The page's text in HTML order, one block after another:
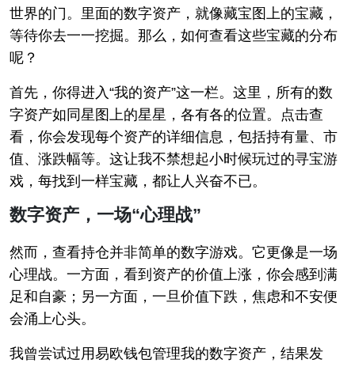
世界的门。里面的数字资产，就像藏宝图上的宝藏，
等待你去一一挖掘。那么，如何查看这些宝藏的分布
呢？
首先，你得进入“我的资产”这一栏。这里，所有的数
字资产如同星图上的星星，各有各的位置。点击查
看，你会发现每个资产的详细信息，包括持有量、市
值、涨跌幅等。这让我不禁想起小时候玩过的寻宝游
戏，每找到一样宝藏，都让人兴奋不已。
数字资产，一场“心理战”
然而，查看持仓并非简单的数字游戏。它更像是一场
心理战。一方面，看到资产的价值上涨，你会感到满
足和自豪；另一方面，一旦价值下跌，焦虑和不安便
会涌上心头。
我曾尝试过用易欧钱包管理我的数字资产，结果发